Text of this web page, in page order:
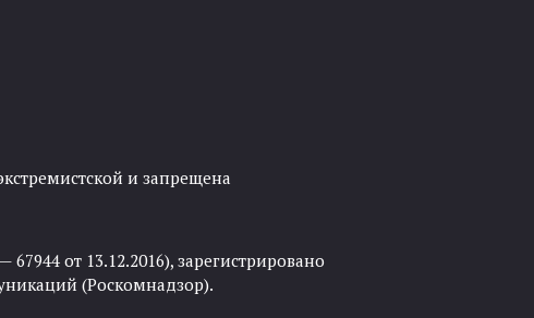
и запрещена
от 13.12.2016), зарегистрировано
(Роскомнадзор).